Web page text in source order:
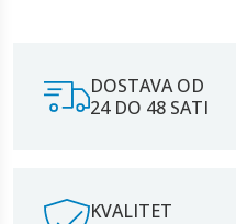
DOSTAVA OD
24 DO 48 SATI
KVALITET